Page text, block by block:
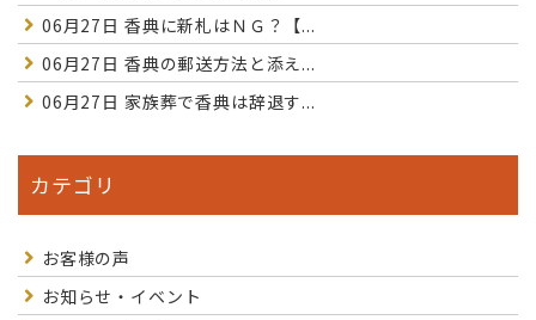
06月27日 香典に新札はＮＧ？【...
06月27日 香典の郵送方法と添え...
06月27日 家族葬で香典は辞退す...
カテゴリ
お客様の声
お知らせ・イベント